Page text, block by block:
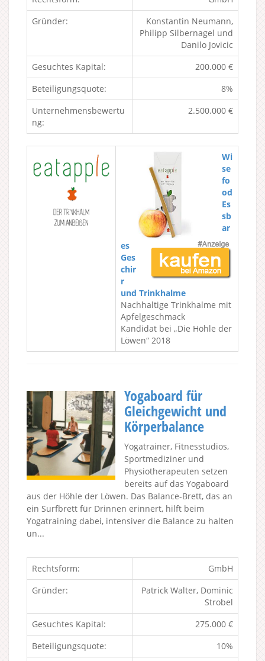
Gründer:
Konstantin Neumann,
Philipp Silbernagel und
Danilo Jovicic
Gesuchtes Kapital:
200.000 €
Beteiligungsquote:
8%
Unternehmensbewertu
ng:
2.500.000 €
Wi
se
fo
od
Es
sb
ar
es
Ges
chir
r
und Trinkhalme
Nachhaltige Trinkhalme mit
Apfelgeschmack
Kandidat bei „Die Höhle der
Löwen“ 2018
Yogaboard für
Gleichgewicht und
Körperbalance
Yogatrainer, Fitnesstudios,
Sportmediziner und
Physiotherapeuten setzen
bereits auf das Yogaboard
aus der Höhle der Löwen. Das Balance-Brett, das an
ein Surfbrett für Drinnen erinnert, hilft beim
Yogatraining dabei, intensiver die Balance zu halten
un...
Rechtsform:
GmbH
Gründer:
Patrick Walter, Dominic
Strobel
Gesuchtes Kapital:
275.000 €
Beteiligungsquote:
10%